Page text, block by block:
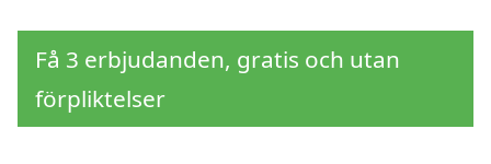
Få 3 erbjudanden, gratis och utan
förpliktelser